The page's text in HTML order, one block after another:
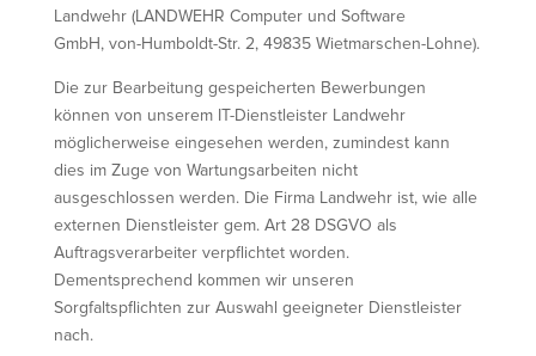
Landwehr (LANDWEHR Computer und Software
GmbH, von-Humboldt-Str. 2, 49835 Wietmarschen-Lohne).
Die zur Bearbeitung gespeicherten Bewerbungen
können von unserem IT-Dienstleister Landwehr
möglicherweise eingesehen werden, zumindest kann
dies im Zuge von Wartungsarbeiten nicht
ausgeschlossen werden. Die Firma Landwehr ist, wie alle
externen Dienstleister gem. Art 28 DSGVO als
Auftragsverarbeiter verpflichtet worden.
Dementsprechend kommen wir unseren
Sorgfaltspflichten zur Auswahl geeigneter Dienstleister
nach.